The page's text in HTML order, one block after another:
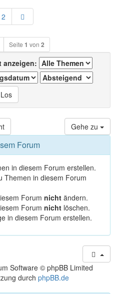
2 Nächste
Seite 1 von 2
anzeigen:
Gehe zu
Forum
in diesem Forum erstellen.
Themen in diesem Forum
Forum nicht ändern.
Forum nicht löschen.
in diesem Forum erstellen.
Software © phpBB Limited
durch phpBB.de